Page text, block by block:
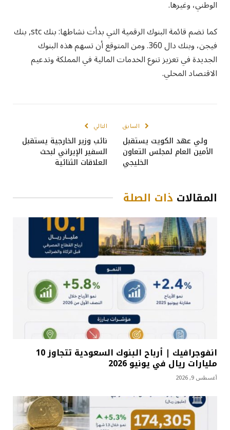
الوطني، وغيرها.
كما تضم قائمة البنوك الرقمية التي بدأت نشاطها: بنك stc, بنك
فيجن، وبنك دال 360. ومن المتوقع أن تسهم هذه البنوك
الجديدة في تعزيز تنوع الخدمات المالية في المملكة وتدعيم
الاقتصاد المحلي.
السابق
ولي عهد الكويت يستقبل
الأمين العام لمجلس التعاون
الخليجي
التالي
نائب وزير الخارجية يستقبل
السفير الإيراني لبحث
العلاقات الثنائية
المقالات ذات الصلة
انفوجرافيك | أرباح البنوك السعودية تتجاوز 10
مليارات ريال في يونيو 2026
أغسطس 9, 2026